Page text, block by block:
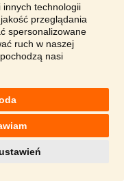
innych technologii
przeglądania
spersonalizowane
ruch w naszej
nasi